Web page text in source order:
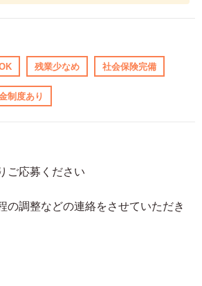
残業少なめ 社会保険完備
制度あり
ご応募ください
の調整などの連絡をさせていただき